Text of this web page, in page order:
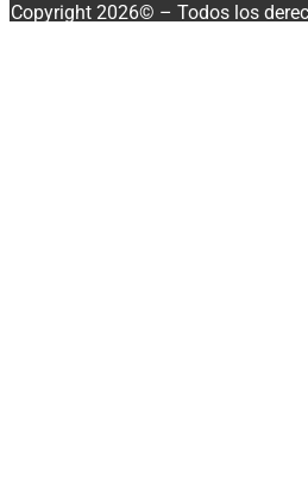
Copyright 2026© – Todos los